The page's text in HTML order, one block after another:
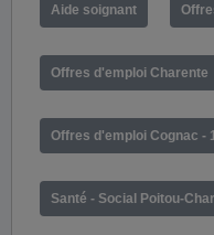
Aide soignant
Offres d'emploi Charente
Offres d'emploi Cognac -
Santé - Social Poitou-